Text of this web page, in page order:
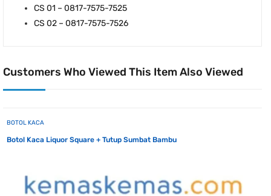
CS 01 – 0817-7575-7525
CS 02 – 0817-7575-7526
Customers Who Viewed This Item Also Viewed
BOTOL KACA
Botol Kaca Liquor Square + Tutup Sumbat Bambu